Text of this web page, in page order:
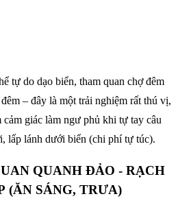
tự do dạo biển, tham quan chợ đêm
– đây là một trải nghiệm rất thú vị,
giác làm ngư phủ khi tự tay câu
lấp lánh dưới biển (chi phí tự túc).
QUANH ĐẢO - RẠCH
(ĂN SÁNG, TRƯA)